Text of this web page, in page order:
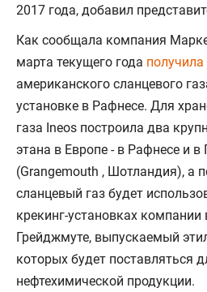
2017 года, добавил
Как сообщала компания
марта текущего года получила
американского сланцевого
установке в Рафнесе. Для
газа Ineos построила два
этана в Европе - в Рафнесе и в
(Grangemouth , Шотландия), а
сланцевый газ будет
крекинг-установках компании
Грейджмуте, выпускаемый
которых будет поставляться
нефтехимической продукции.